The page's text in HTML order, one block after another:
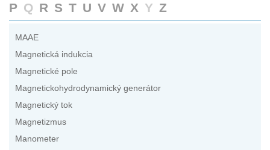
P Q R S T U V W X Y Z
MAAE
Magnetická indukcia
Magnetické pole
Magnetickohydrodynamický generátor
Magnetický tok
Magnetizmus
Manometer